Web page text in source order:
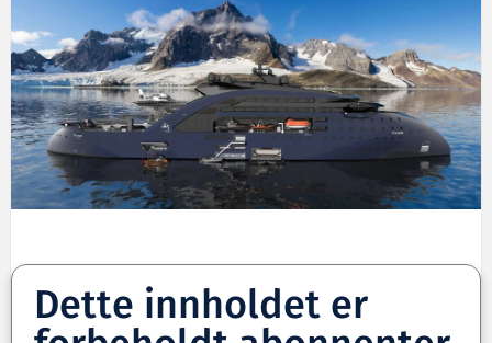
Dette innholdet er